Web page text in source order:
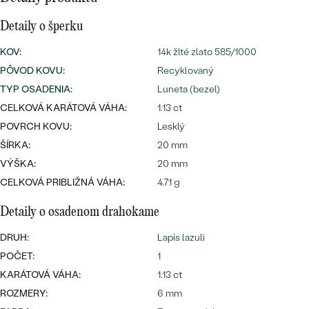
Wave kolekcia
PODĽA TVARU DRAHOKAMU
DIAMANTY
náušnice
PREZRIEŤ
Personalizované
prívesky
OBJAVIŤ
Najpredávanejšie
prstene
PREZRIEŤ
Detaily o šperku
KOV:
14k žlté zlato 585/1000
PÔVOD KOVU:
Recyklovaný
TYP OSADENIA:
Luneta (bezel)
CELKOVÁ KARÁTOVÁ VÁHA:
1.13 ct
POVRCH KOVU:
Lesklý
ŠÍRKA:
20 mm
VÝŠKA:
20 mm
CELKOVÁ PRIBLIŽNÁ VÁHA:
4.71 g
Detaily o osadenom drahokame
DRUH:
Lapis lazuli
POČET:
1
KARÁTOVÁ VÁHA:
1.13 ct
ROZMERY:
6 mm